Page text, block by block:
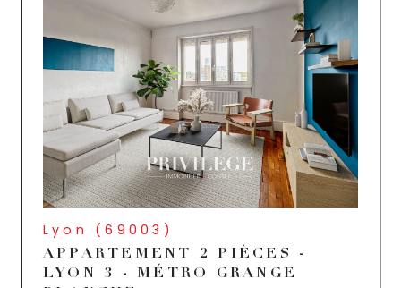
Lyon (69003)
APPARTEMENT 2 PIÈCES -
LYON 3 - MÉTRO GRANGE